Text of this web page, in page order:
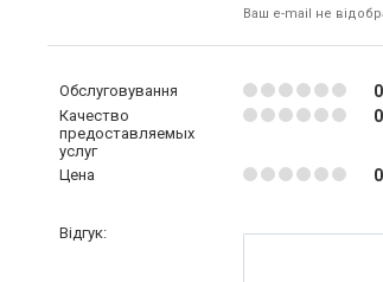
Ваш e-mail не
Обслуговування
Качество
предоставляемых
услуг
Цена
Відгук: